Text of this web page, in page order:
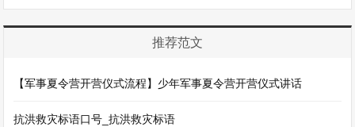
推荐范文
【军事夏令营开营仪式流程】少年军事夏令营开营仪式讲话
抗洪救灾标语口号_抗洪救灾标语